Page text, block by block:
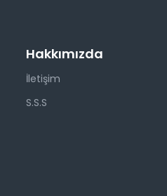
Hakkımızda
İletişim
S.S.S